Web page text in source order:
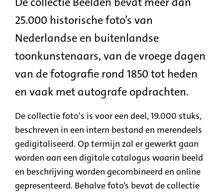
25.000 historische foto’s van
Nederlandse en buitenlandse
toonkunstenaars, van de vroege dagen
van de fotografie rond 1850 tot heden
en vaak met autografe opdrachten.
De collectie foto's is voor een deel, 19.000 stuks,
beschreven in een intern bestand en merendeels
gedigitaliseerd. Op termijn zal er gewerkt gaan
worden aan een digitale catalogus waarin beeld
en beschrijving worden gecombineerd en online
gepresenteerd. Behalve foto’s bevat de collectie